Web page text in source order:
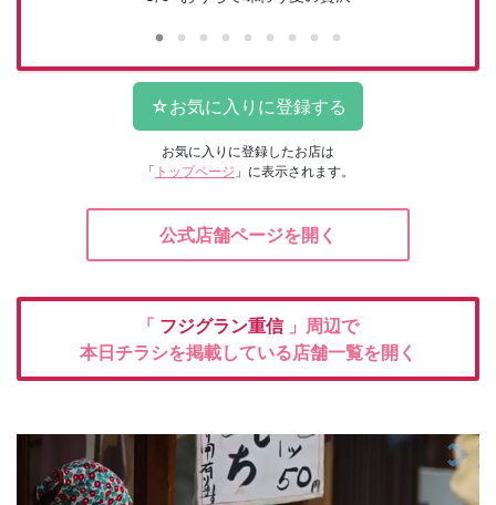
お気に入りに登録したお店は
「 トップページ 」に表示されます。
公式店舗ページを開く
「 フジグラン重信 」周辺で
本日チラシを掲載している店舗一覧を開く